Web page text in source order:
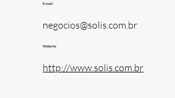
E-mail
negocios@solis.com.br
Website
http://www.solis.com.br